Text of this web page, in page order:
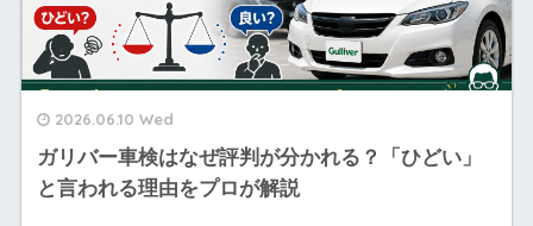
2026.06.10 Wed
ガリバー車検はなぜ評判が分かれる？「ひどい」
と言われる理由をプロが解説